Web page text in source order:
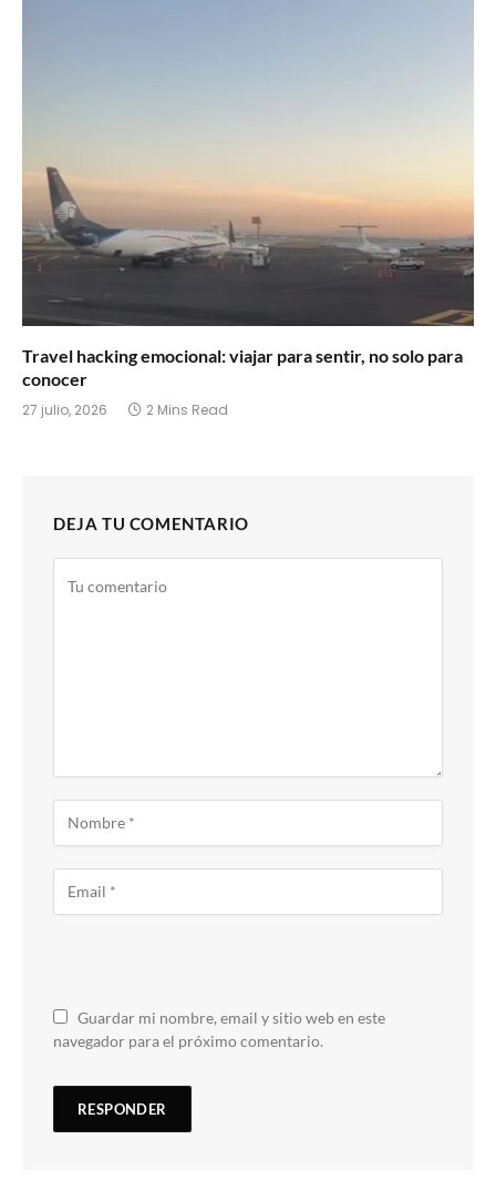
Travel hacking emocional: viajar para sentir, no solo para
conocer
27 julio, 2026 2 Mins Read
DEJA TU COMENTARIO
Guardar mi nombre, email y sitio web en este
navegador para el próximo comentario.